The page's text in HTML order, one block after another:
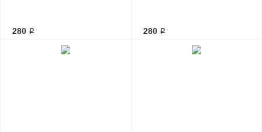
280 ₽ 280 ₽